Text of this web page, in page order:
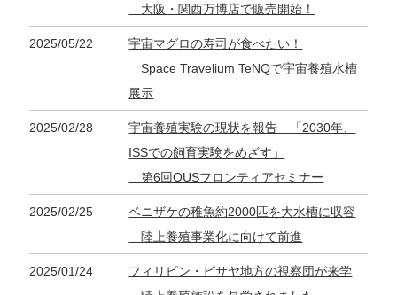
大阪・関西万博店で販売開始！
2025/05/22
宇宙マグロの寿司が食べたい！
Space Travelium TeNQで宇宙養殖水槽
展示
2025/02/28
宇宙養殖実験の現状を報告 「2030年、
ISSでの飼育実験をめざす」
第6回OUSフロンティアセミナー
2025/02/25
ベニザケの稚魚約2000匹を大水槽に収容
陸上養殖事業化に向けて前進
2025/01/24
フィリピン・ビサヤ地方の視察団が来学